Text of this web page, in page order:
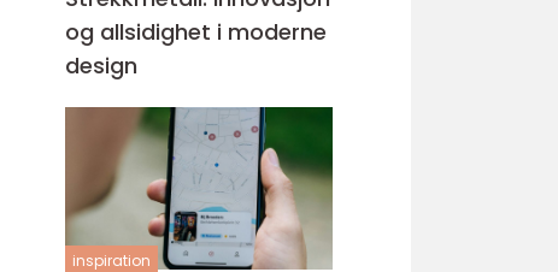
og allsidighet i moderne
design
inspiration